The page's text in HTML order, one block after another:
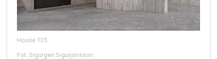
House 135
Fot. Sigurgeir Sigurjónsson